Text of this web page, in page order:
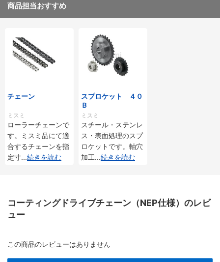
商品担当おすすめ
チェーン
ミスミ
ローラーチェーンで
す。ミスミ品にて適
合するチェーンを指
定寸...続きを読む
スプロケット ４０
Ｂ
ミスミ
スチール・ステンレ
ス・表面処理のスプ
ロケットです。軸穴
加工...続きを読む
コーティングドライブチェーン（NEP仕様）のレビ
ュー
この商品のレビューはありません